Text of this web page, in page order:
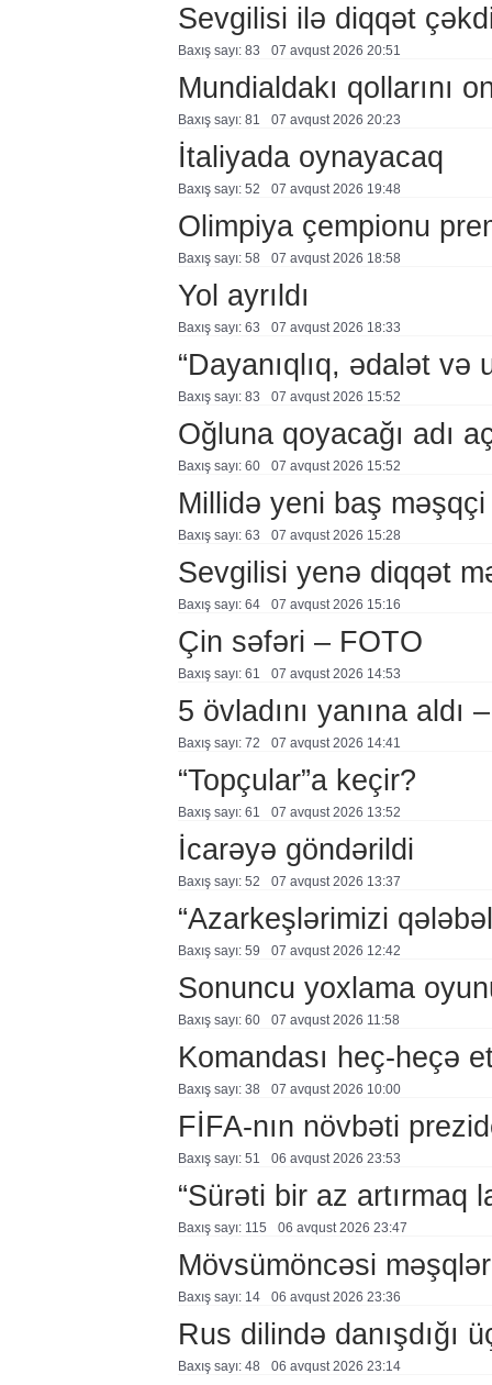
Sevgilisi ilə diqqət
Baxış sayı: 83 07 avqust 2026 20:51
Mundialdakı qollarını
Baxış sayı: 81 07 avqust 2026 20:23
İtaliyada oynayacaq
Baxış sayı: 52 07 avqust 2026 19:48
Olimpiya çempionu
Baxış sayı: 58 07 avqust 2026 18:58
Yol ayrıldı
Baxış sayı: 63 07 avqust 2026 18:33
“Dayanıqlıq, ədalət
Baxış sayı: 83 07 avqust 2026 15:52
Oğluna qoyacağı adı
Baxış sayı: 60 07 avqust 2026 15:52
Millidə yeni baş məşqçi
Baxış sayı: 63 07 avqust 2026 15:28
Sevgilisi yenə diqqət
Baxış sayı: 64 07 avqust 2026 15:16
Çin səfəri – FOTO
Baxış sayı: 61 07 avqust 2026 14:53
5 övladını yanına aldı
Baxış sayı: 72 07 avqust 2026 14:41
“Topçular”a keçir?
Baxış sayı: 61 07 avqust 2026 13:52
İcarəyə göndərildi
Baxış sayı: 52 07 avqust 2026 13:37
“Azarkeşlərimizi
Baxış sayı: 59 07 avqust 2026 12:42
Sonuncu yoxlama
Baxış sayı: 60 07 avqust 2026 11:58
Komandası heç-heçə
Baxış sayı: 38 07 avqust 2026 10:00
FİFA-nın növbəti
Baxış sayı: 51 06 avqust 2026 23:53
“Sürəti bir az artırmaq
Baxış sayı: 115 06 avqust 2026 23:47
Mövsümöncəsi
Baxış sayı: 14 06 avqust 2026 23:36
Rus dilində danışdığı
Baxış sayı: 48 06 avqust 2026 23:14